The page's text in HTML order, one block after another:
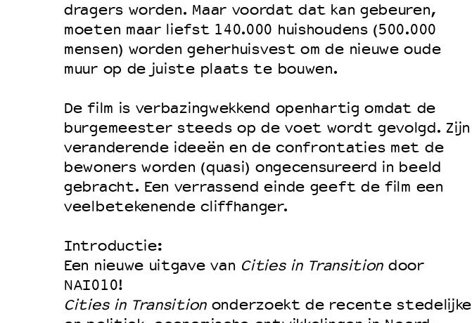
OVER LANTARENVENSTER
Wat we doen
Wie is wie
Word vriend
Historie
Partners
Huisregels
Privacyverklaring
Integriteits- en gedragscode
Duurzaamheid
Culturele boycot Israël
dragers worden. Maar voordat dat kan gebeuren,
moeten maar liefst 140.000 huishoudens (500.000
mensen) worden geherhuisvest om de nieuwe oude
muur op de juiste plaats te bouwen.
De film is verbazingwekkend openhartig omdat de
burgemeester steeds op de voet wordt gevolgd. Zijn
veranderende ideeën en de confrontaties met de
bewoners worden (quasi) ongecensureerd in beeld
gebracht. Een verrassend einde geeft de film een
veelbetekenende cliffhanger.
Introductie:
Een nieuwe uitgave van Cities in Transitiondoor
NAI010!
Cities in Transitiononderzoekt de recente stedelijke